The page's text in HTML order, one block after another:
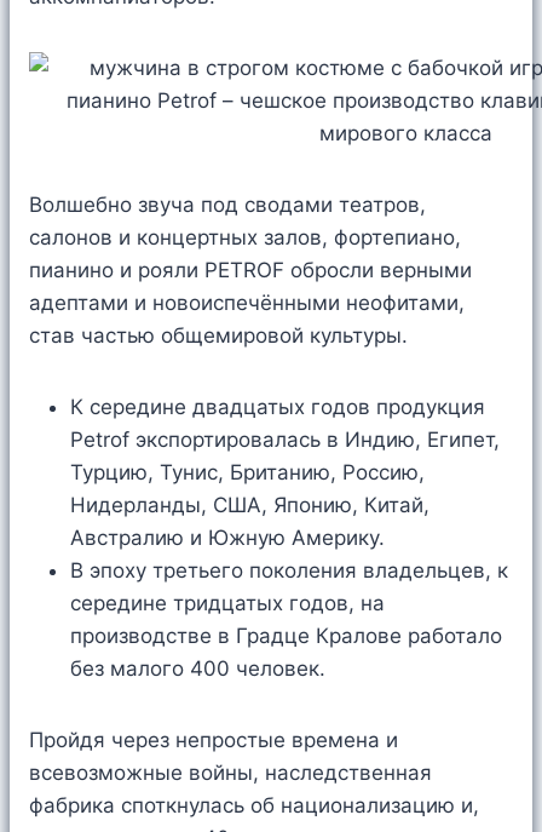
Волшебно звуча под сводами театров,
салонов и концертных залов, фортепиано,
пианино и рояли PETROF обросли верными
адептами и новоиспечёнными неофитами,
став частью общемировой культуры.
К середине двадцатых годов продукция
Petrof экспортировалась в Индию, Египет,
Турцию, Тунис, Британию, Россию,
Нидерланды, США, Японию, Китай,
Австралию и Южную Америку.
В эпоху третьего поколения владельцев, к
середине тридцатых годов, на
производстве в Градце Кралове работало
без малого 400 человек.
Пройдя через непростые времена и
всевозможные войны, наследственная
фабрика споткнулась об национализацию и,